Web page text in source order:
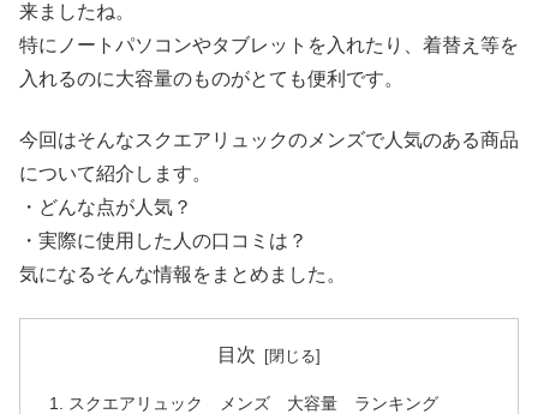
来ましたね。
特にノートパソコンやタブレットを入れたり、着替え等を
入れるのに大容量のものがとても便利です。
今回はそんなスクエアリュックのメンズで人気のある商品
について紹介します。
・どんな点が人気？
・実際に使用した人の口コミは？
気になるそんな情報をまとめました。
目次
スクエアリュック メンズ 大容量 ランキング